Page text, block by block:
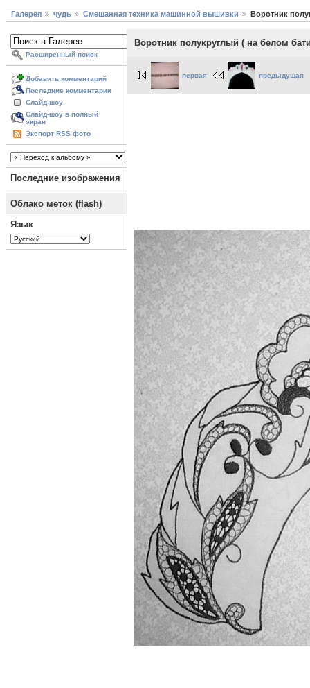
Галерея чудь Смешанная техника машинной вышивки Воротник
Расширенный поиск
Добавить комментарий
Последние комментарии
Слайд-шоу
Слайд-шоу в полный
экран
Экспорт RSS фото
Последние изображения
Облако меток (flash)
Язык
Воротник полукруглый ( на белом
первая предыдущая